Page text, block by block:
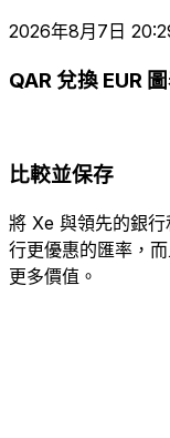
2026年8月7日
QAR 兌換 EUR
比較並保存
將 Xe 與領先的銀
行更優惠的匯率，
更多價值。